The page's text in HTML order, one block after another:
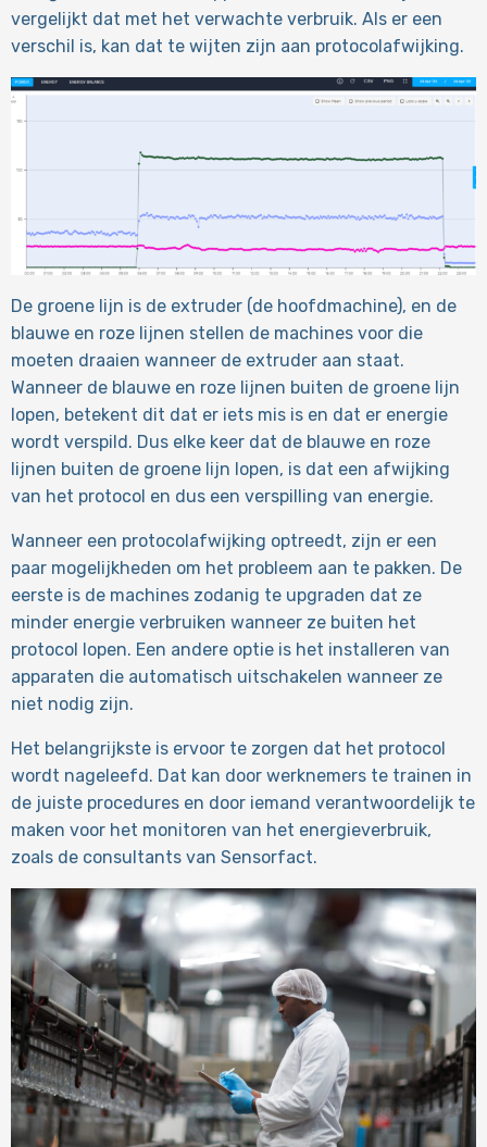
vergelijkt dat met het verwachte verbruik. Als er een
verschil is, kan dat te wijten zijn aan protocolafwijking.
De groene lijn is de extruder (de hoofdmachine), en de
blauwe en roze lijnen stellen de machines voor die
moeten draaien wanneer de extruder aan staat.
Wanneer de blauwe en roze lijnen buiten de groene lijn
lopen, betekent dit dat er iets mis is en dat er energie
wordt verspild. Dus elke keer dat de blauwe en roze
lijnen buiten de groene lijn lopen, is dat een afwijking
van het protocol en dus een verspilling van energie.
Wanneer een protocolafwijking optreedt, zijn er een
paar mogelijkheden om het probleem aan te pakken. De
eerste is de machines zodanig te upgraden dat ze
minder energie verbruiken wanneer ze buiten het
protocol lopen. Een andere optie is het installeren van
apparaten die automatisch uitschakelen wanneer ze
niet nodig zijn.
Het belangrijkste is ervoor te zorgen dat het protocol
wordt nageleefd. Dat kan door werknemers te trainen in
de juiste procedures en door iemand verantwoordelijk te
maken voor het monitoren van het energieverbruik,
zoals de consultants van Sensorfact.